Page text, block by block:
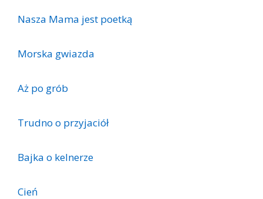
Nasza Mama jest poetką
Morska gwiazda
Aż po grób
Trudno o przyjaciół
Bajka o kelnerze
Cień